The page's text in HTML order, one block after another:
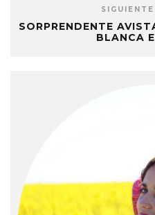
SORPRENDENTE
BLANCA